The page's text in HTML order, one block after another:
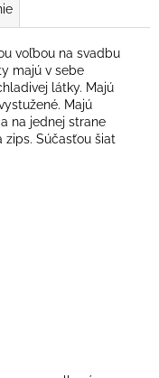
voľbou na svadbu
majú v sebe
látky. Majú
Majú
na jednej strane
zips. Súčasťou šiat